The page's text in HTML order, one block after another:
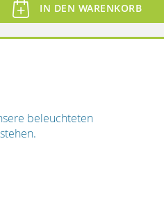
IN DEN WARENKORB
beleuchteten